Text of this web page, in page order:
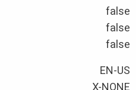
false
false
false
EN-US